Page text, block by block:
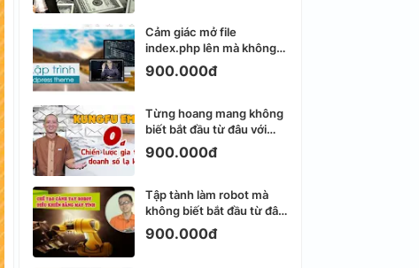
Cảm giác mở file
index.php lên mà không
biết viết gì tiếp theo
900.000đ
Từng hoang mang không
biết bắt đầu từ đâu với
Email Marketing
900.000đ
Tập tành làm robot mà
không biết bắt đầu từ đâu
thì dễ nản thật
900.000đ